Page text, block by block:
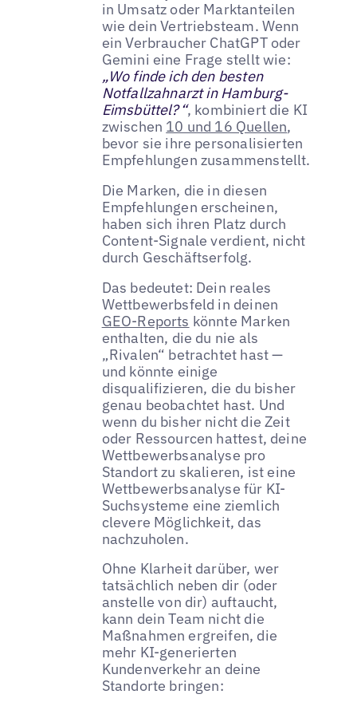
in Umsatz oder Marktanteilen
wie dein Vertriebsteam. Wenn
ein Verbraucher ChatGPT oder
Gemini eine Frage stellt wie:
„Wo finde ich den besten
Notfallzahnarzt in Hamburg-
Eimsbüttel?“, kombiniert die KI
zwischen 10 und 16 Quellen,
bevor sie ihre personalisierten
Empfehlungen zusammenstellt.
Die Marken, die in diesen
Empfehlungen erscheinen,
haben sich ihren Platz durch
Content-Signale verdient, nicht
durch Geschäftserfolg.
Das bedeutet: Dein reales
Wettbewerbsfeld in deinen
GEO-Reports könnte Marken
enthalten, die du nie als
„Rivalen“ betrachtet hast —
und könnte einige
disqualifizieren, die du bisher
genau beobachtet hast. Und
wenn du bisher nicht die Zeit
oder Ressourcen hattest, deine
Wettbewerbsanalyse pro
Standort zu skalieren, ist eine
Wettbewerbsanalyse für KI-
Suchsysteme eine ziemlich
clevere Möglichkeit, das
nachzuholen.
Ohne Klarheit darüber, wer
tatsächlich neben dir (oder
anstelle von dir) auftaucht,
kann dein Team nicht die
Maßnahmen ergreifen, die
mehr KI-generierten
Kundenverkehr an deine
Standorte bringen: